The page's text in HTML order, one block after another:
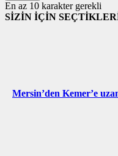
En az 10 karakter gerekli
SİZİN İÇİN
Mersin’den Kemer’e